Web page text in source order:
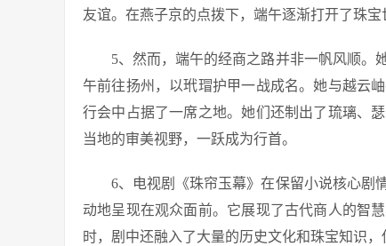
友谊。在燕子京的点拨下，端午逐渐打开了珠
5、然而，端午的经商之路并非一帆风顺。
午前往扬州，以玳瑁护甲一战成名。她与越云
行会中占据了一席之地。她们还制出了琉璃、
当地的审美视野，一跃成为行首。
6、电视剧《珠帘玉幕》在保留小说核心剧
动地呈现在观众面前。它展现了古代商人的智
时，剧中还融入了大量的历史文化和珠宝知识